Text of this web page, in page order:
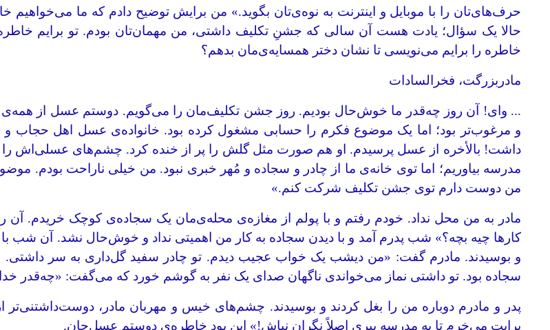
حرف‌های‌تان را با موبایل و اینترنت به نوه‌ی‌تان بگوید.» من برایش توضیح دادم که ما می‌خواهیم
حالا یک سؤال؛ یادت هست آن سالی که جشنِ تکلیف داشتی، من مهمان‌تان بودم. تو برایم
خاطره را برایم می‌نویسی تا نشان دختر همسایه‌ی‌مان بدهم؟
مادربزرگت، فخرالسادات
... وای! آن روز چه‌قدر ما خوش‌حال بودیم. روز جشن تکلیف‌مان را می‌گویم. دوستم عسل از
و مرغوب‌تر بود؛ اما یک موضوع فکرم را حسابی مشغول کرده بود. خانواده‌ی عسل اهل حجاب و
داشت! بالأخره از عسل پرسیدم. او هم صورت مثل گلش را پر از خنده کرد. چشم‌های عسلی‌اش
مدرسه بیاوریم؛ اما توی خانه‌ی ما از چادر و سجاده و مُهر خبری نبود. من خیلی ناراحت بودم.
من دوست دارم توی جشن تکلیف شرکت کنم.»
مادر به من محل نداد. خودم رفتم و با پولم از مغازه‌ی محله‌ی‌مان یک سجاده‌ی کوچک خریدم. آن
کارها چیه بچه؟» شب پدرم آمد و با دیدن سجاده به کار من اهمیتی نداد و خوش‌حال نشد. آن شب با
و بوسیدند. مادرم گفت: «من دیشب یک خواب عجیب دیدم. تو چادر سفید گل‌داری به سر داشتی.
سجاده بود. تو داشتی نماز می‌خواندی ناگهان صدای یک نفر به گوشم خورد که می‌گفت: «چه‌قدر
پدر و مادرم دوباره من را بغل کردند و بوسیدند. چشم‌های خیس و مهربان مادر،
برایت می‌خرم تا به مدرسه ببری اصلاً نگران نباش!» این بود خاطره‌ی دوستم عسل‌جان.